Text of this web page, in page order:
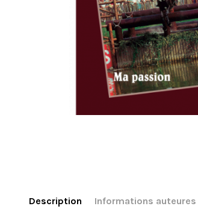
Description Informations auteures